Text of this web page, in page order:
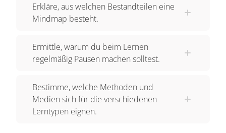
Erkläre, aus welchen Bestandteilen eine
Mindmap besteht.
Ermittle, warum du beim Lernen
regelmäßig Pausen machen solltest.
Bestimme, welche Methoden und
Medien sich für die verschiedenen
Lerntypen eignen.